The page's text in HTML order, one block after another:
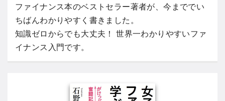
ファイナンス本のベストセラー著者が、今まででい
ちばんわかりやすく書きました。
知識ゼロからでも大丈夫！ 世界一わかりやすいファ
イナンス入門です。